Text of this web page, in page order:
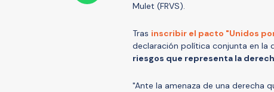
Mulet (FRVS).
Tras inscribir el pacto "Unidos
declaración política conjunta en la
riesgos que representa la
"Ante la amenaza de una derecha